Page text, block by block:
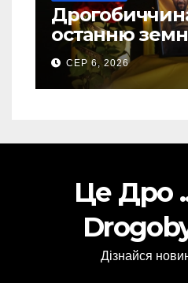
останню
свого
Торського
СЕР 6, 2026
Це Дро
Дізнайся